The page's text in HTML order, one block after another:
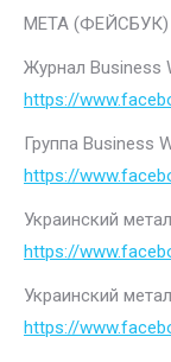
МЕТА (ФЕЙСБУК)
Журнал Business
https://
Группа Business
https://
Украинский
https://
Украинский
https://